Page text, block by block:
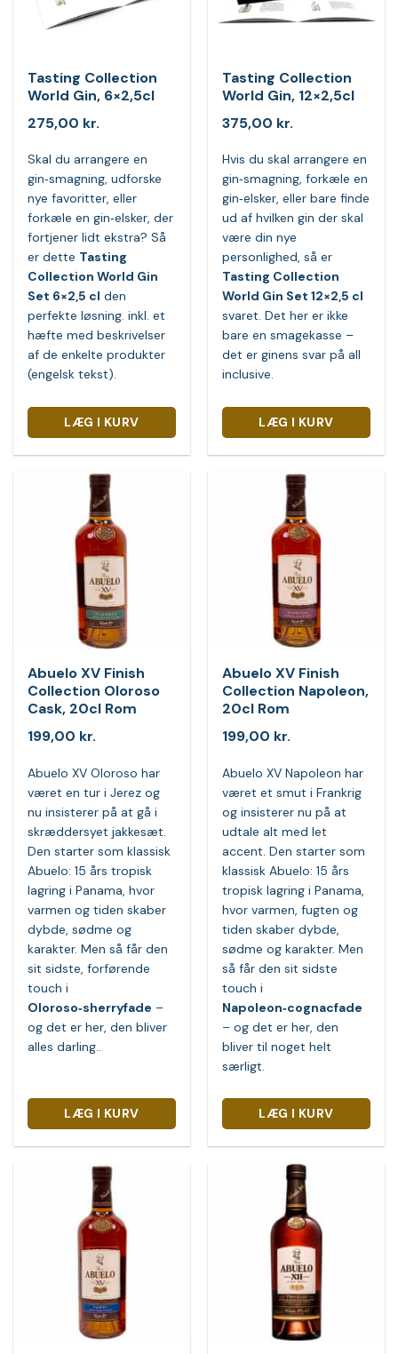
Tasting Collection
World Gin, 6×2,5cl
275,00 kr.
Skal du arrangere en
gin‑smagning, udforske
nye favoritter, eller
forkæle en gin‑elsker, der
fortjener lidt ekstra? Så
er dette Tasting
Collection World Gin
Set 6×2,5 cl den
perfekte løsning. inkl. et
hæfte med beskrivelser
af de enkelte produkter
(engelsk tekst).
LÆG I KURV
Tasting Collection
World Gin, 12×2,5cl
375,00 kr.
Hvis du skal arrangere en
gin‑smagning, forkæle en
gin‑elsker, eller bare finde
ud af hvilken gin der skal
være din nye
personlighed, så er
Tasting Collection
World Gin Set 12×2,5 cl
svaret. Det her er ikke
bare en smagekasse –
det er ginens svar på all
inclusive.
LÆG I KURV
Abuelo XV Finish
Collection Oloroso
Cask, 20cl Rom
199,00 kr.
Abuelo XV Oloroso har
været en tur i Jerez og
nu insisterer på at gå i
skræddersyet jakkesæt.
Den starter som klassisk
Abuelo: 15 års tropisk
lagring i Panama, hvor
varmen og tiden skaber
dybde, sødme og
karakter. Men så får den
sit sidste, forførende
touch i
Oloroso‑sherryfade –
og det er her, den bliver
alles darling..
LÆG I KURV
Abuelo XV Finish
Collection Napoleon,
20cl Rom
199,00 kr.
Abuelo XV Napoleon har
været et smut i Frankrig
og insisterer nu på at
udtale alt med let
accent. Den starter som
klassisk Abuelo: 15 års
tropisk lagring i Panama,
hvor varmen, fugten og
tiden skaber dybde,
sødme og karakter. Men
så får den sit sidste
touch i
Napoleon‑cognacfade
– og det er her, den
bliver til noget helt
særligt.
LÆG I KURV